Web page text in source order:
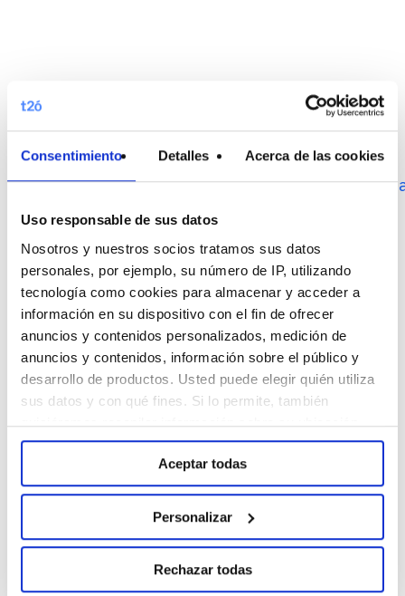
Consentimiento Detalles Acerca de las cookies
Uso responsable de sus datos
Nosotros y nuestros socios tratamos sus datos
personales, por ejemplo, su número de IP, utilizando
tecnología como cookies para almacenar y acceder a
información en su dispositivo con el fin de ofrecer
anuncios y contenidos personalizados, medición de
anuncios y contenidos, información sobre el público y
desarrollo de productos. Usted puede elegir quién utiliza
sus datos y con qué fines. Si lo permite, también
quisiéramos recopilar información sobre su ubicación
geográfica e identificar su dispositivo. Obtenga más
información sobre cómo se procesan sus datos
personales y establezca sus preferencias en la sección
de Personalizar. Puede cambiar o retirar su
Configuración de cookies. Para más información revise
Política de cookies
Aceptar todas
Personalizar
Rechazar todas
View morepresentationsfromT2O
Related Posts
23 julio, 2026
Más allá de las
vacaciones: ¿Qué
nos enseña el
verano sobre el
consumidor
mexicano?